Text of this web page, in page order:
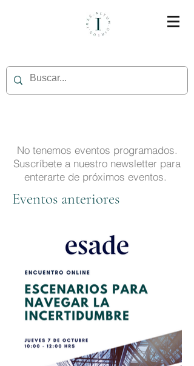
No tenemos eventos programados.
Suscríbete a nuestro newsletter para
enterarte de próximos eventos.
Eventos anteriores